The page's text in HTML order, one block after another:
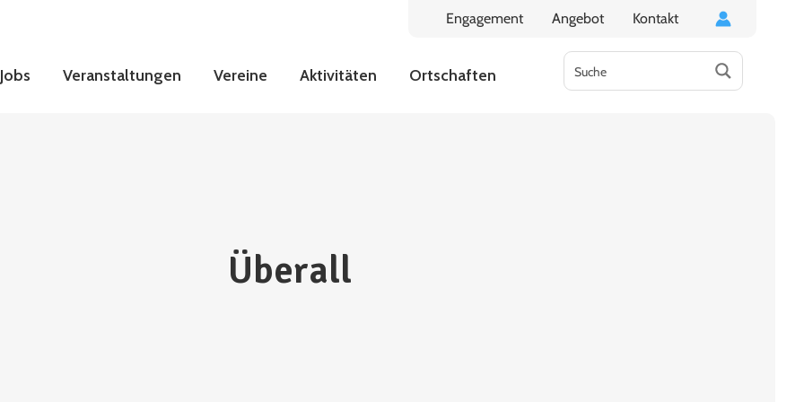
Engagement Angebot Kontakt
Jobs Veranstaltungen Vereine Aktivitäten Ortschaften
Überall